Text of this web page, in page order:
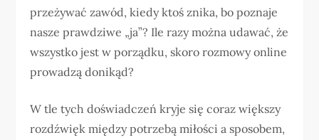
przeżywać zawód, kiedy ktoś znika, bo poznaje
nasze prawdziwe „ja”? Ile razy można udawać, że
wszystko jest w porządku, skoro rozmowy online
prowadzą donikąd?
W tle tych doświadczeń kryje się coraz większy
rozdźwięk między potrzebą miłości a sposobem,